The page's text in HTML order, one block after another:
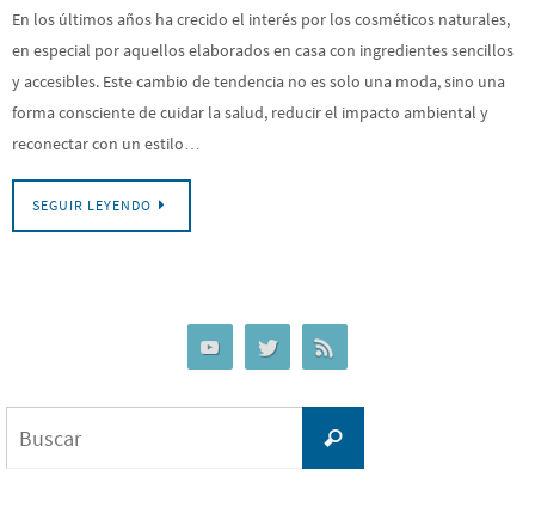
En los últimos años ha crecido el interés por los cosméticos naturales,
en especial por aquellos elaborados en casa con ingredientes sencillos
y accesibles. Este cambio de tendencia no es solo una moda, sino una
forma consciente de cuidar la salud, reducir el impacto ambiental y
reconectar con un estilo…
SEGUIR LEYENDO
Buscar